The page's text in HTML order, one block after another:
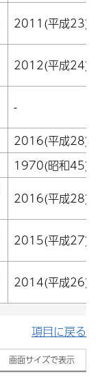
2011(平成23)
2012(平成24)
-
2016(平成28)
1970(昭和45)
2016(平成28)
2015(平成27)
2014(平成26)
項目に戻る
画面サイズで表示